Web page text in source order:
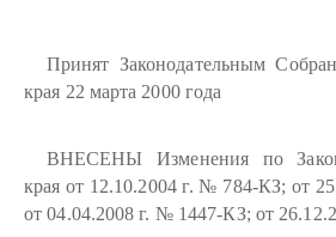
Принят Законодательным
края 22 марта 2000 года
ВНЕСЕНЫ Изменения по
края от 12.10.2004 г. № 784-КЗ; от
от 04.04.2008 г. № 1447-КЗ; от